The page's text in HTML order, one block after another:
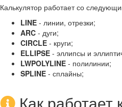
Калькулятор работает со
LINE - линии, отрезки;
ARC - дуги;
CIRCLE - круги;
ELLIPSE - эллипсы и
LWPOLYLINE - полилинии;
SPLINE - сплайны;
Как работает